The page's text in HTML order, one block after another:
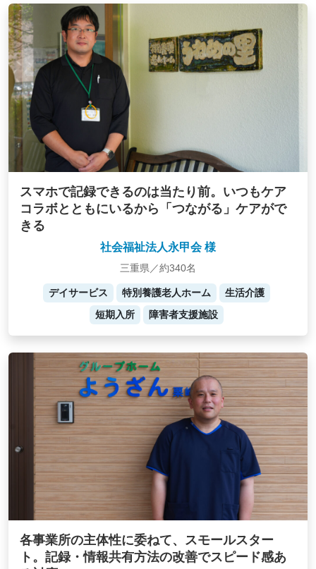
スマホで記録できるのは当たり前。いつもケア
コラボとともにいるから「つながる」ケアがで
きる
社会福祉法人永甲会 様
三重県／約340名
デイサービス 特別養護老人ホーム
生活介護
短期入所
障害者支援施設
各事業所の主体性に委ねて、スモールスター
ト。記録・情報共有方法の改善でスピード感あ